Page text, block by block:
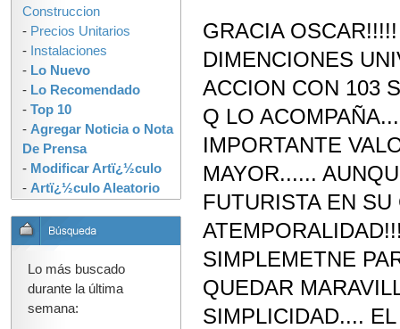
GRACIA
DIMENCIONES
ACCION CON 103
Q LO
IMPORTANTE
MAYOR......
FUTURISTA EN
SIMPLEMETNE
QUEDAR
SIMPLICIDAD....
Construccion
- Precios Unitarios
- Instalaciones
- Lo Nuevo
- Lo Recomendado
- Top 10
- Agregar Noticia o Nota
De Prensa
- Modificar Artï¿½culo
- Artï¿½culo Aleatorio
Lo más buscado
durante la última
semana: